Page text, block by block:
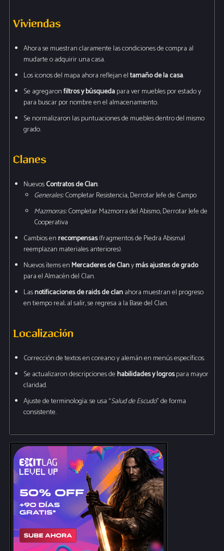
Viviendas
Ahora se muestran claramente las condiciones de compra al
mudarte o adquirir una casa.
Los iconos del mapa ahora reflejan eltamaño de la casa.
Se agregaronfiltros y búsquedapara ver muebles por estado y
para buscar por nombre en el almacenamiento.
Se normalizaron las puntuaciones de muebles dentro del mismo
grado.
Clanes
NuevosContratos de Clan:
Generales:Completar Resistencia, Derrotar Jefe de Campo
Mazmorras:Completar Mazmorra del Abismo, Derrotar Jefe de
Cooperativa
Cambios enrecompensas(fragmentos de Piedra Abismal
reemplazan materiales anteriores).
Nuevos ítems enMercaderes de Clanymás ajustes de grado
para el Almacén del Clan.
Lasnotificaciones de raids de clanahora muestran el progreso
en tiempo real; al salir, se regresa a la Base del Clan.
Localización
Corrección de textos en coreano y alemán en menús específicos.
Se actualizaron descripciones dehabilidades y logrospara mayor
claridad.
Ajuste de terminología: se usa “Salud de Escudo” de forma
consistente.